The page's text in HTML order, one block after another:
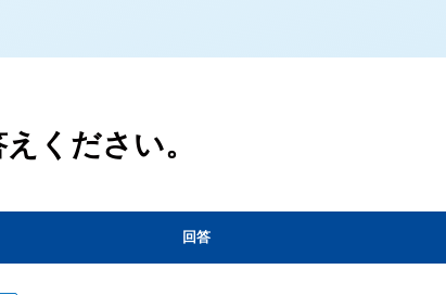
ンドラップ
ン銀行ATM窓口サービス
easy 口座振替受付サービス
ください。
回答